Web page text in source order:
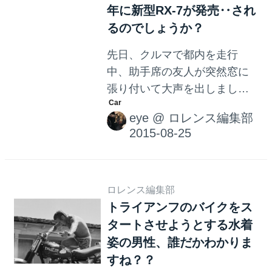
れにしても、どのバイクに乗
ってもクールなブラッド。 こ
ピットのチョッパーがクール
すぎて眠れない。 -
LAWRENCE（ロレンス） -
Motorcycle x...
年に新型RX-7が発売‥され
るのでしょうか？
先日、クルマで都内を走行
中、助手席の友人が突然窓に
張り付いて大声を出しまし
た。 「コスモスポーツ
だ！！！！」 世界初の量産ロ
ータリーエンジン搭載車、
たことがあるけれど、街中を
走っているのなんて見たこと
がない‥。えっどこどこど
こ！と叫ぶも、どうやら左折
してしまったよう。本当にコ
eye @ ロレンス編集部
ロレンス編集部
トライアンフのバイクをス
タートさせようとする水着
姿の男性、誰だかわかりま
すね？？